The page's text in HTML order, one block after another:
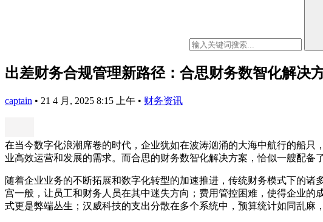
出差财务合规管理新路径：合思财务数智化解决
captain • 21 4 月, 2025 8:15 上午 • 财务资讯
在当今数字化浪潮席卷的时代，企业犹如在波涛汹涌的大海中航行的船
业高效运营和发展的需求。而合思的财务数智化解决方案，恰似一艘配备
随着企业业务的不断拓展和数字化转型的加速推进，传统财务模式下的
宫一般，让员工和财务人员在其中迷失方向；费用管控困难，使得企业
式更是弊端丛生；汉威科技的支出分散在多个系统中，预算统计如同乱麻